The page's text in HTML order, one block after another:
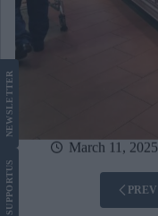
March 11, 2025
PREV
SUPPORT
US
NEWS
LETTER